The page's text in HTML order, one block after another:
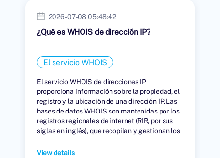
2026-07-08 05:48:42
¿Qué es WHOIS de dirección IP?
El servicio WHOIS
El servicio WHOIS de direcciones IP
proporciona información sobre la propiedad, el
registro y la ubicación de una dirección IP. Las
bases de datos WHOIS son mantenidas por los
registros regionales de internet (RIR, por sus
siglas en inglés), que recopilan y gestionan los
que se les han asignado direcciones IP.
View details